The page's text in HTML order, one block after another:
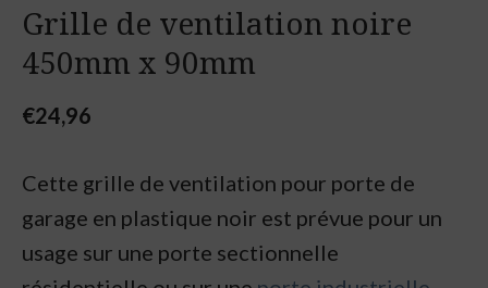
Grille de ventilation noire
450mm x 90mm
€24,96
Cette grille de ventilation pour porte de
garage en plastique noir est prévue pour un
usage sur une porte sectionnelle